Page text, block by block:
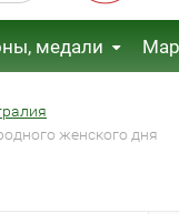
медали
женского дня